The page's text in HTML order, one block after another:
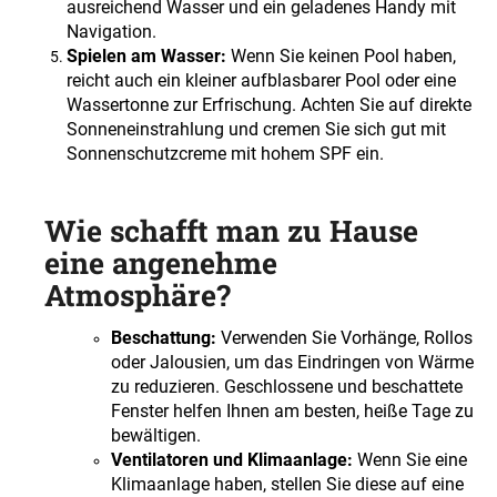
ausreichend Wasser und ein geladenes Handy mit
Navigation.
Spielen am Wasser: Wenn Sie keinen Pool haben,
reicht auch ein kleiner aufblasbarer Pool oder eine
Wassertonne zur Erfrischung. Achten Sie auf direkte
Sonneneinstrahlung und cremen Sie sich gut mit
Sonnenschutzcreme mit hohem SPF ein.
Wie schafft man zu Hause
eine angenehme
Atmosphäre?
Beschattung: Verwenden Sie Vorhänge, Rollos
oder Jalousien, um das Eindringen von Wärme
zu reduzieren. Geschlossene und beschattete
Fenster helfen Ihnen am besten, heiße Tage zu
bewältigen.
Ventilatoren und Klimaanlage: Wenn Sie eine
Klimaanlage haben, stellen Sie diese auf eine